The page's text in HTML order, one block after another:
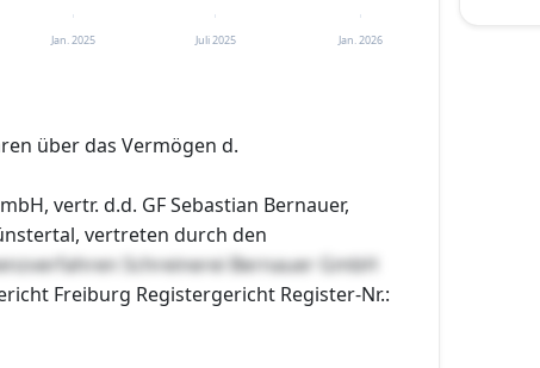
Jan. 2025 Juli 2025 Jan. 2026
über das Vermögen d.
vertr. d.d. GF Sebastian Bernauer,
vertreten durch den
Schreinerei Bernauer GmbH
Freiburg Registergericht Register-Nr.: